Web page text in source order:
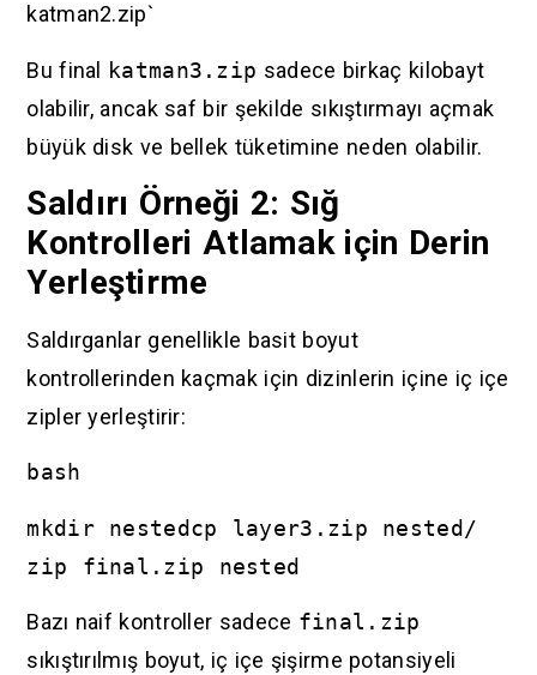
katman2.zip`
Bu final katman3.zip sadece birkaç kilobayt
olabilir, ancak saf bir şekilde sıkıştırmayı açmak
büyük disk ve bellek tüketimine neden olabilir.
Saldırı Örneği 2: Sığ
Kontrolleri Atlamak için Derin
Yerleştirme
Saldırganlar genellikle basit boyut
kontrollerinden kaçmak için dizinlerin içine iç içe
zipler yerleştirir:
bash
mkdir nestedcp layer3.zip nested/
zip final.zip nested
Bazı naif kontroller sadece final.zip
sıkıştırılmış boyut, iç içe şişirme potansiyeli